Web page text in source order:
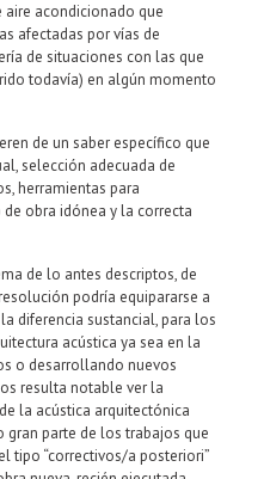
acondicionado que
afectadas por vías de
de situaciones con las que
todavía) en algún momento
de un saber específico que
selección adecuada de
herramientas para
obra idónea y la correcta
de lo antes descriptos, de
podría equipararse a
diferencia sustancial, para los
acústica ya sea en la
o desarrollando nuevos
resulta notable ver la
la acústica arquitectónica
gran parte de los trabajos que
tipo “correctivos/a posteriori”